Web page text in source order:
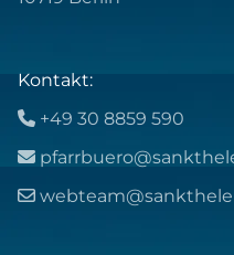
Kontakt:
 +49 30 8859 590

